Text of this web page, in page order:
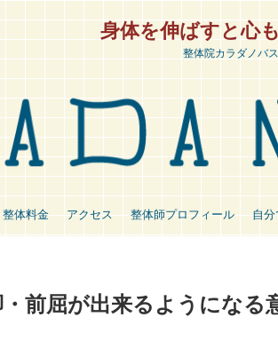
身体を伸ばすと心
整体院カラダノバス
整体料金 アクセス 整体師プロフィール 自分
・前屈が出来るようになる